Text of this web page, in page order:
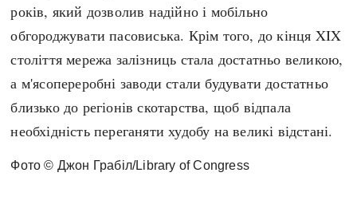
Рубрики
Авіація і космонавтика
Архітектура і будівництво
Битви і війни
Катастрофи
Кримінал
Культура і мистецтво
Україна
Княжа доба
Козацька доба
Українська революція
Україна радянська
Україна незалежна
ЗНО
років, який дозволив надійно і мобільно
обгороджувати пасовиська. Крім того, до кінця XIX
століття мережа залізниць стала достатньо великою,
а м'ясопереробні заводи стали будувати достатньо
близько до регіонів скотарства, щоб відпала
необхідність переганяти худобу на великі відстані.
Фото © Джон Грабіл/Library of Congress